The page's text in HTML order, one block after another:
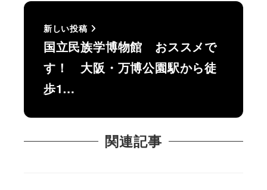
新しい投稿
国立民族学博物館 おススメで
す！ 大阪・万博公園駅から徒
歩1…
関連記事